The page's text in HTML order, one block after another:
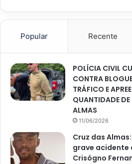
Popular Recente
POLÍCIA CIVIL
CONTRA
TRÁFICO E
QUANTIDADE
ALMAS
11/06/2026
Cruz das
grave acidente
Crisógno